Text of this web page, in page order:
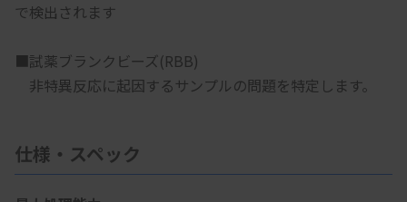
で検出されます
■試薬ブランクビーズ(RBB)
非特異反応に起因するサンプルの問題を特定します。
仕様・スペック